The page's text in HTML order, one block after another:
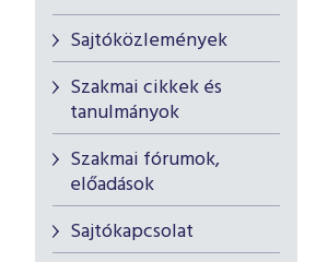
Sajtóközlemények
Szakmai cikkek és
tanulmányok
Szakmai fórumok,
előadások
Sajtókapcsolat